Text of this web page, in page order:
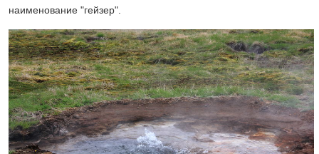
наименование "гейзер".